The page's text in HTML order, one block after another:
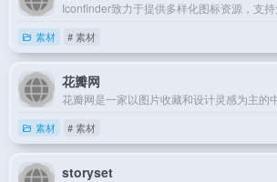
素材 # 素材
花瓣网
素材 # 素材
storyset